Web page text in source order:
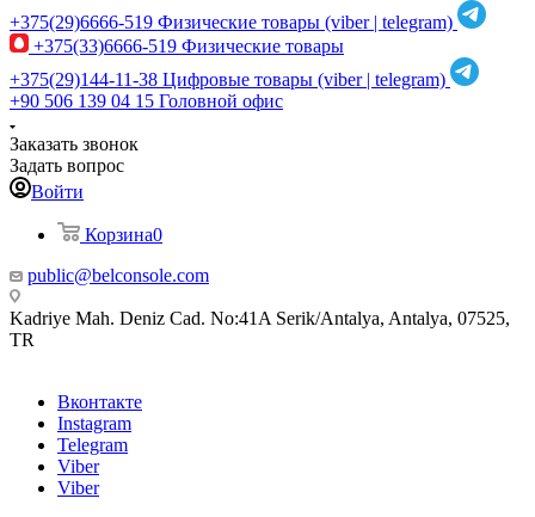
+375(29)6666-519 Физические товары (viber | telegram)
+375(33)6666-519 Физические товары
+375(29)144-11-38 Цифровые товары (viber | telegram)
+90 506 139 04 15 Головной офис
Заказать звонок
Задать вопрос
Войти
Корзина0
public@belconsole.com
Kadriye Mah. Deniz Cad. No:41A Serik/Antalya, Antalya, 07525,
TR
Вконтакте
Instagram
Telegram
Viber
Viber